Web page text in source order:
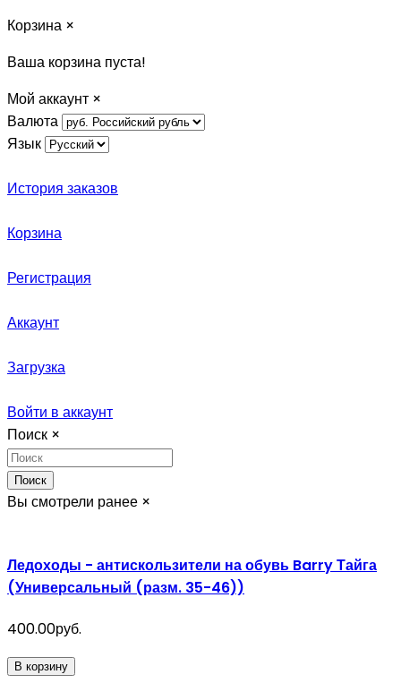
Корзина ×
Ваша корзина пуста!
Мой аккаунт ×
Валюта
Язык
История заказов
Корзина
Регистрация
Аккаунт
Загрузка
Войти в аккаунт
Поиск ×
Поиск
Вы смотрели ранее ×
Ледоходы - антискользители на обувь Barry Тайга
(Универсальный (разм. 35-46))
400.00руб.
В корзину